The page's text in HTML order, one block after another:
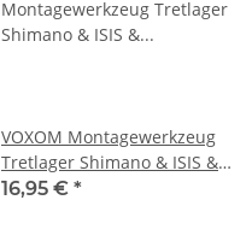
VOXOM Montagewerkzeug
Tretlager Shimano & ISIS &
Kurbelabzieher, für
16,95 € *